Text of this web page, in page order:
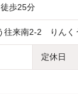
歩25分
往来南2-2 りんく
定休日